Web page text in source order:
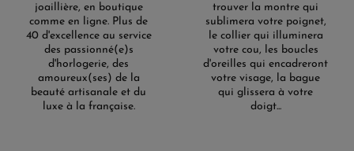
joaillière, en boutique
comme en ligne. Plus de
40 d'excellence au service
des passionné(e)s
d'horlogerie, des
amoureux(ses) de la
beauté artisanale et du
luxe à la française.
trouver la montre qui
sublimera votre poignet,
le collier qui illuminera
votre cou, les boucles
d'oreilles qui encadreront
votre visage, la bague
qui glissera à votre
doigt...